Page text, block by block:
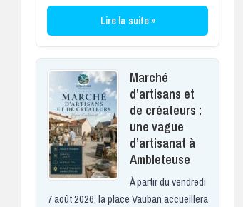
Lire la suite »
Marché
d’artisans et
de créateurs :
une vague
d’artisanat à
Ambleteuse
À partir du vendredi
7 août 2026, la place Vauban accueillera